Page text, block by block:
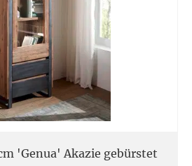
so konzipiert das Sie für den privaten
geeignet sind. Diese Möbel sind nicht für
geeignet.
sind nicht für den Außenbereich geeignet.
'Genua' Akazie gebürstet